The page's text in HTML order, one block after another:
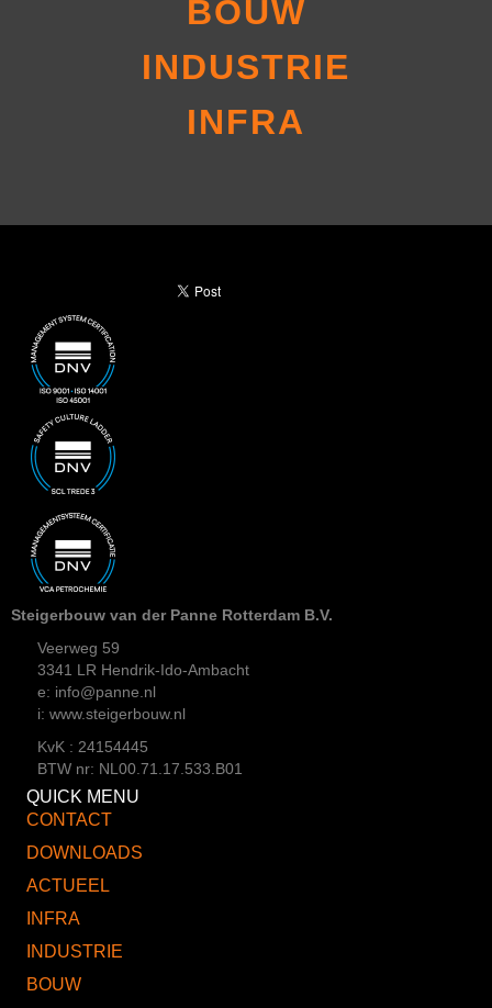
BOUW
INDUSTRIE
INFRA
Steigerbouw van der Panne Rotterdam B.V.
Veerweg 59
3341 LR Hendrik-Ido-Ambacht
e: info@panne.nl
i: www.steigerbouw.nl
KvK : 24154445
BTW nr: NL00.71.17.533.B01
QUICK MENU
CONTACT
DOWNLOADS
ACTUEEL
INFRA
INDUSTRIE
BOUW